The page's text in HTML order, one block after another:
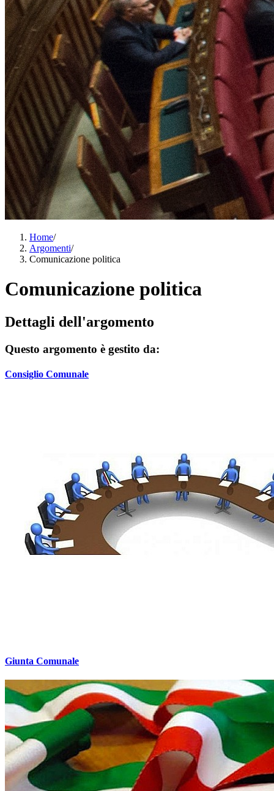
Home/
Argomenti/
Comunicazione politica
Comunicazione politica
Dettagli dell'argomento
Questo argomento è gestito da:
Consiglio Comunale
Giunta Comunale